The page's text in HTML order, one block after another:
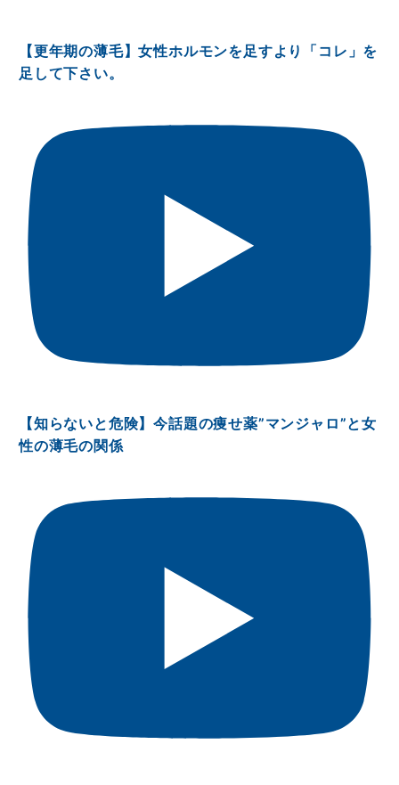
【更年期の薄毛】女性ホルモンを足すより「コレ」を
足して下さい。
【知らないと危険】今話題の痩せ薬”マンジャロ”と女
性の薄毛の関係